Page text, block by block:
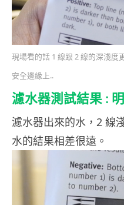
現場看的話 1 線跟 2 線的深淺度
安全邊緣上..
濾水器測試結果 :
濾水器出來的水，2 線
水的結果相差很遠。